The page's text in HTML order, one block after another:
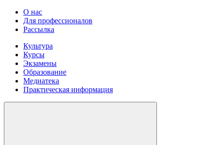
О нас
Для профессионалов
Рассылка
Культура
Курсы
Экзамены
Образование
Медиатека
Практическая информация